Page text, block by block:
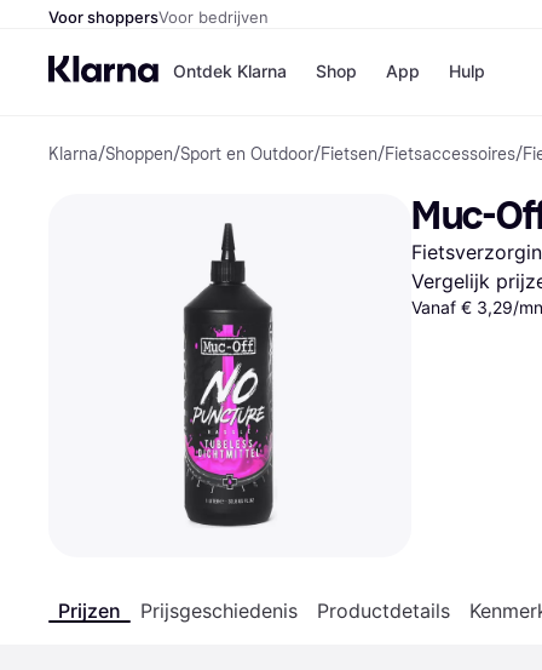
Voor shoppersVoor bedrijven
Ontdek Klarna Shop
Winkels
Bol
H&M
Kruidvat
App Hulp
Klarna/Shoppen/Sport en Outdoor/Fietsen/Fietsaccessoires/
Muc-
Vergelijk
Vanaf € 3,29/
Prijzen Prijsgeschiedenis Productdetails